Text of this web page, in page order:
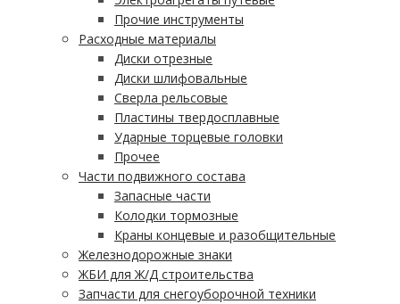
Прочие инструменты
Расходные материалы
Диски отрезные
Диски шлифовальные
Сверла рельсовые
Пластины твердосплавные
Ударные торцевые головки
Прочее
Части подвижного состава
Запасные части
Колодки тормозные
Краны концевые и разобщительные
Железнодорожные знаки
ЖБИ для Ж/Д строительства
Запчасти для снегоуборочной техники